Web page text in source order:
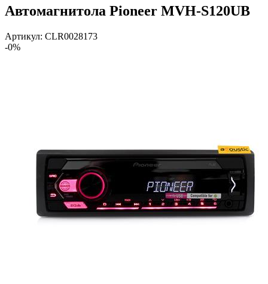
Автомагнитола Pioneer MVH-S120UB
Артикул: CLR0028173
-0%